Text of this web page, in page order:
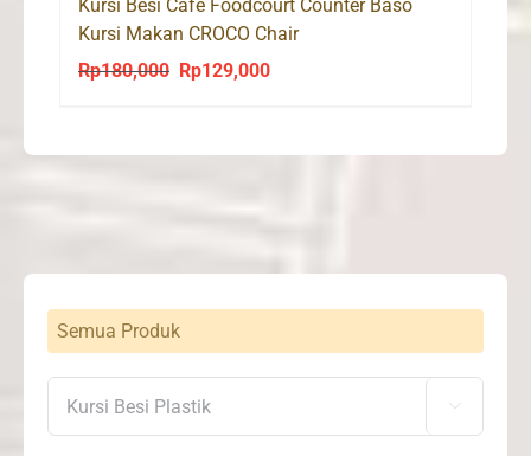
Kursi Besi Cafe Foodcourt Counter Baso
Kursi Makan CROCO Chair
Rp180,000
Original
Rp129,000Current
Semua Produk
